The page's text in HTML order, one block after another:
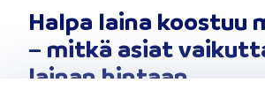
Halpa laina koostuu
– mitkä asiat
lainan hintaan